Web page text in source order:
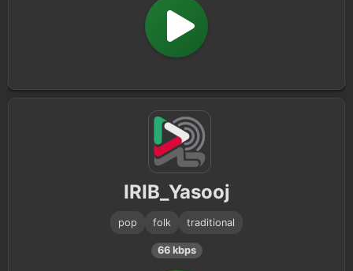
IRIB_Yasooj
pop folk traditional
66 kbps